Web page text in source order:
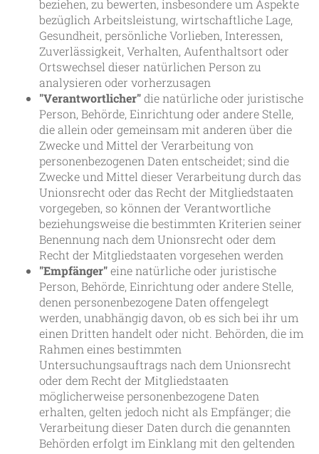
beziehen, zu bewerten, insbesondere um Aspekte
bezüglich Arbeitsleistung, wirtschaftliche Lage,
Gesundheit, persönliche Vorlieben, Interessen,
Zuverlässigkeit, Verhalten, Aufenthaltsort oder
Ortswechsel dieser natürlichen Person zu
analysieren oder vorherzusagen
"Verantwortlicher"die natürliche oder juristische
Person, Behörde, Einrichtung oder andere Stelle,
die allein oder gemeinsam mit anderen über die
Zwecke und Mittel der Verarbeitung von
personenbezogenen Daten entscheidet; sind die
Zwecke und Mittel dieser Verarbeitung durch das
Unionsrecht oder das Recht der Mitgliedstaaten
vorgegeben, so können der Verantwortliche
beziehungsweise die bestimmten Kriterien seiner
Benennung nach dem Unionsrecht oder dem
Recht der Mitgliedstaaten vorgesehen werden
"Empfänger"eine natürliche oder juristische
Person, Behörde, Einrichtung oder andere Stelle,
denen personenbezogene Daten offengelegt
werden, unabhängig davon, ob es sich bei ihr um
einen Dritten handelt oder nicht. Behörden, die im
Rahmen eines bestimmten
Untersuchungsauftrags nach dem Unionsrecht
oder dem Recht der Mitgliedstaaten
möglicherweise personenbezogene Daten
erhalten, gelten jedoch nicht als Empfänger; die
Verarbeitung dieser Daten durch die genannten
Behörden erfolgt im Einklang mit den geltenden